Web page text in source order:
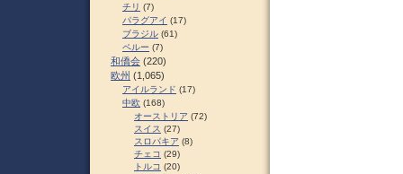
チリ (7)
パラグアイ (17)
ブラジル (61)
ペルー (7)
和僑会 (220)
欧州 (1,065)
アイルランド (17)
中欧 (168)
オーストリア (72)
スイス (27)
スロパキア (8)
チェコ (29)
トルコ (20)